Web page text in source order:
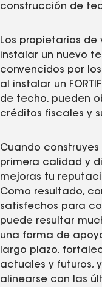
construcción de
Los propietarios
instalar un nuevo
convencidos por
al instalar un
de techo, pueden
créditos fiscales y
Cuando
primera calidad y
mejoras tu
Como resultado,
satisfechos para
puede resultar
una forma de
largo plazo,
actuales y futuros,
alinearse con las